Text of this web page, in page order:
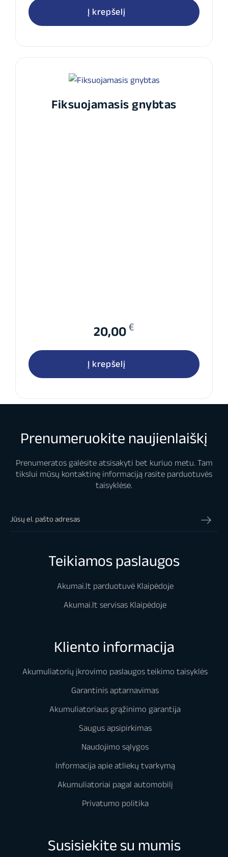
Į krepšelį
Fiksuojamasis gnybtas
20,00 €
Į krepšelį
Prenumeruokite naujienlaiškį
Prenumeratos galėsite atsisakyti bet kuriuo metu. Tam
tikslui mūsų kontaktinę informaciją rasite parduotuvės
taisyklėse.
Teikiamos paslaugos
Akumai.lt parduotuvė Klaipėdoje
Akumai.lt servisas Klaipėdoje
Kliento informacija
Akumuliatorių įkrovimo paslaugos teikimo taisyklės
Garantinis aptarnavimas
Akumuliatoriaus grąžinimo garantija
Saugus apsipirkimas
Naudojimo sąlygos
Informacija apie atliekų tvarkymą
Akumuliatoriai pagal automobilį
Privatumo politika
Susisiekite su mumis